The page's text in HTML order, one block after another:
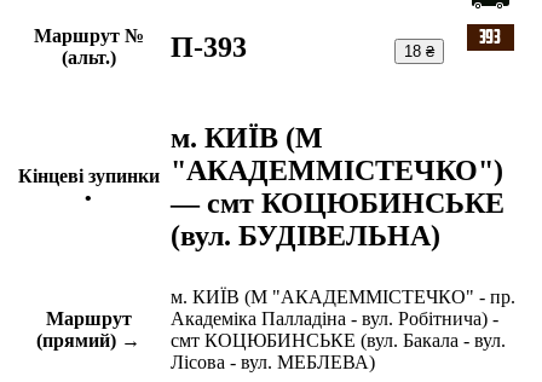
Маршрут №
(альт.)
П-393 18 ₴
Кінцеві зупинки
•
м. КИЇВ (М
"АКАДЕММІСТЕЧКО")
— смт КОЦЮБИНСЬКЕ
(вул. БУДІВЕЛЬНА)
Маршрут
(прямий) →
м. КИЇВ (М "АКАДЕММІСТЕЧКО" - пр.
Академіка Палладіна - вул. Робітнича) -
смт КОЦЮБИНСЬКЕ (вул. Бакала - вул.
Лісова - вул. МЕБЛЕВА)